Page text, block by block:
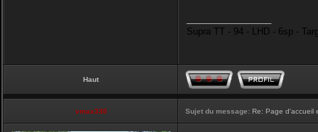
Supra TT - 94 - LHD - 6sp -
Haut
vmax330 Sujet du message: Re: Page d'accueil